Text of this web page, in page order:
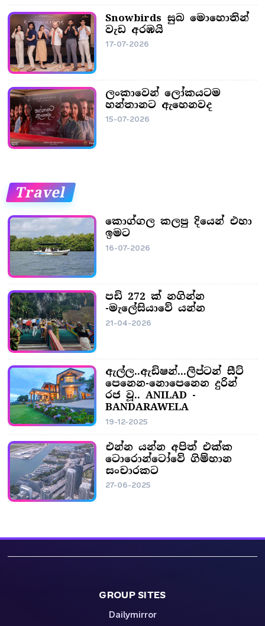
Snowbirds සුබ මොහොතින්
වැඩ අරඹයි
17-07-2026
ලංකාවෙන් ලෝකයටම
හන්තානට ඇහෙනවද
15-07-2026
Travel
කොග්ගල කලපු දියෙන් එහා
ඉමට
16-07-2026
පඩි 272 ක් නගින්න
-මැලේසියාවේ යන්න
21-04-2026
ඇල්ල..ඇඩිෂන්...ලිප්ටන් සීට්
පෙනෙන-නොපෙනෙන දුරින්
රජ වූ.. ANILAD -
BANDARAWELA
19-12-2025
එන්න යන්න අපිත් එක්ක
ටොරොන්ටෝවේ ගිම්හාන
සංචාරකට
27-06-2025
GROUP SITES
Dailymirror